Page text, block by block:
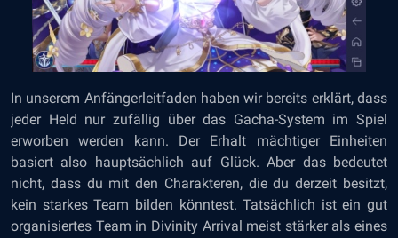
In unserem Anfängerleitfaden haben wir bereits erklärt, dass
jeder Held nur zufällig über das Gacha-System im Spiel
erworben werden kann. Der Erhalt mächtiger Einheiten
basiert also hauptsächlich auf Glück. Aber das bedeutet
nicht, dass du mit den Charakteren, die du derzeit besitzt,
kein starkes Team bilden könntest. Tatsächlich ist ein gut
organisiertes Team in Divinity Arrival meist stärker als eines